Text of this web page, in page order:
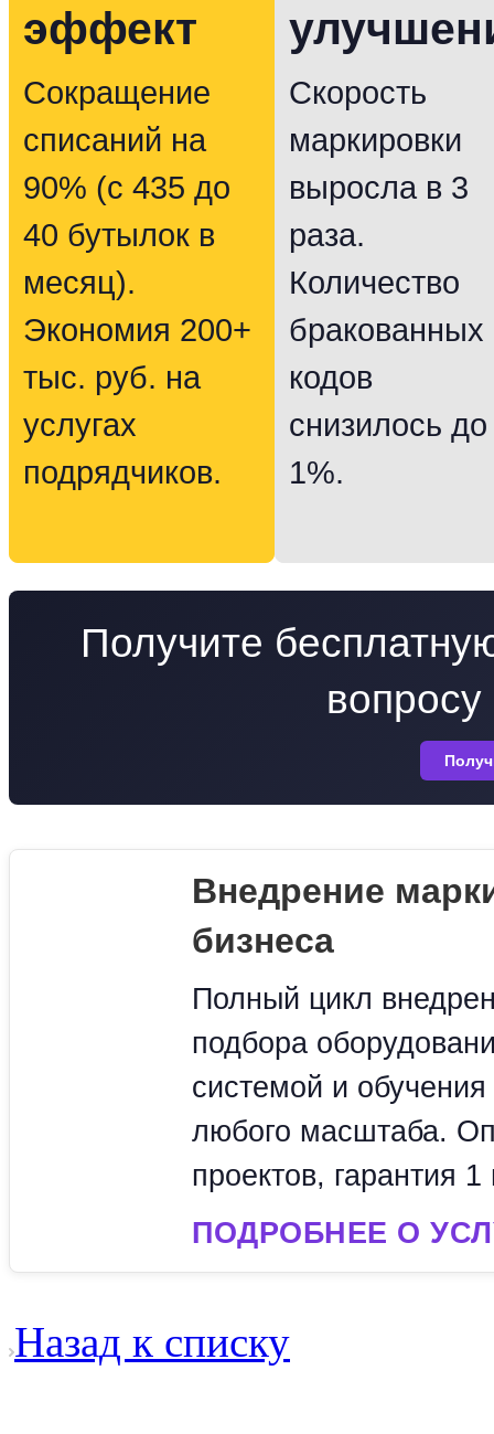
эффект
Сокращение
списаний на
90% (с 435 до
40 бутылок в
месяц).
Экономия 200+
тыс. руб. на
услугах
подрядчиков.
Скорость
маркировки
выросла в 3
раза.
Количество
бракованных
кодов
снизилось до
1%.
Получите
Внедрение
бизнеса
Полный цикл
подбора
системой и
любого масштаба.
проектов, гарантия
ПОДРОБНЕЕ О
Назад к списку